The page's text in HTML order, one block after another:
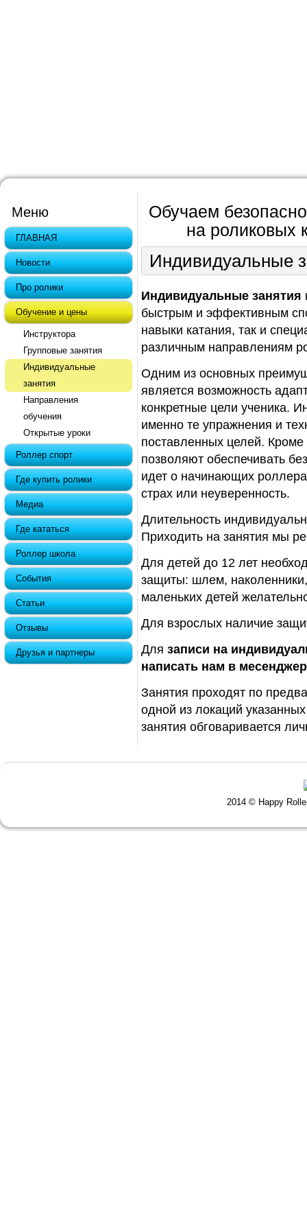
Меню
ГЛАВНАЯ
Новости
Про ролики
Обучение и цены
Инструктора
Групповые занятия
Индивидуальные
занятия
Направления
обучения
Открытые уроки
Роллер спорт
Где купить ролики
Медиа
Где кататься
Роллер школа
События
Статьи
Отзывы
Друзья и партнеры
Обучаем
на роликовых
Индивидуальные
Индивидуальные занятия
быстрым и эффективным
навыки катания, так и
различным направлениям
Одним из основных
является возможность
конкретные цели ученика.
именно те упражнения и
поставленных целей.
позволяют обеспечивать
идет о начинающих
страх или неуверенность.
Длительность
Приходить на занятия мы
Для детей до 12 лет
защиты: шлем,
маленьких детей
Для взрослых наличие
Для записи на
написать нам в месенджер
Занятия проходят по
одной из локаций
занятия обговаривается
2014 © Happy